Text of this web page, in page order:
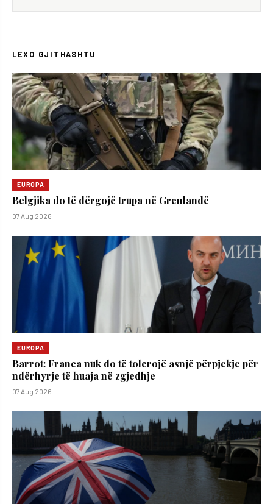
LEXO GJITHASHTU
EUROPA
Belgjika do të dërgojë trupa në Grenlandë
07 Aug 2026
EUROPA
Barrot: Franca nuk do të tolerojë asnjë përpjekje për
ndërhyrje të huaja në zgjedhje
07 Aug 2026